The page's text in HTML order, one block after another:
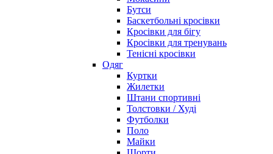
Бутси
Баскетбольні кросівки
Кросівки для бігу
Кросівки для тренувань
Тенісні кросівки
Одяг
Куртки
Жилетки
Штани спортивні
Толстовки / Худі
Футболки
Поло
Майки